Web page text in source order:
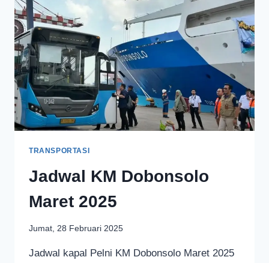
TRANSPORTASI
Jadwal KM Dobonsolo
Maret 2025
Jumat, 28 Februari 2025
Jadwal kapal Pelni KM Dobonsolo Maret 2025